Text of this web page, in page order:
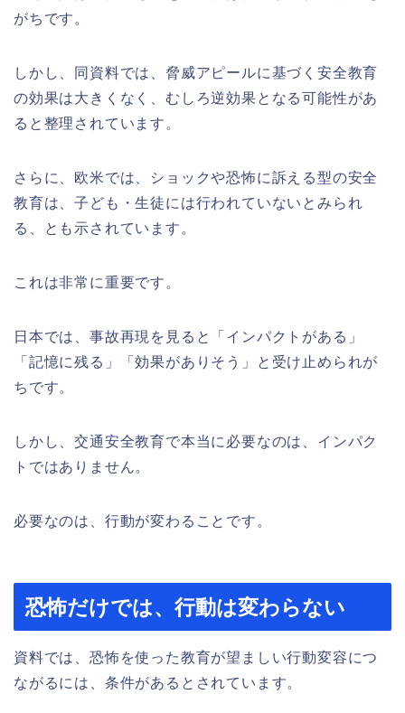
がちです。
しかし、同資料では、脅威アピールに基づく安全教育
の効果は大きくなく、むしろ逆効果となる可能性があ
ると整理されています。
さらに、欧米では、ショックや恐怖に訴える型の安全
教育は、子ども・生徒には行われていないとみられ
る、とも示されています。
これは非常に重要です。
日本では、事故再現を見ると「インパクトがある」
「記憶に残る」「効果がありそう」と受け止められが
ちです。
しかし、交通安全教育で本当に必要なのは、インパク
トではありません。
必要なのは、行動が変わることです。
恐怖だけでは、行動は変わらない
資料では、恐怖を使った教育が望ましい行動変容につ
ながるには、条件があるとされています。